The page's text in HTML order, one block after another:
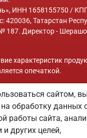
ИНН 1658155750 /
420036, Татарстан
187. Директор -
характеристик
опечаткой.
region-kazan.ru
характер и
публичной офертой.
по телефонам
сайтом, вы
обработку данных
работы сайта,
других целей,